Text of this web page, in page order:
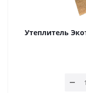
Утеплитель